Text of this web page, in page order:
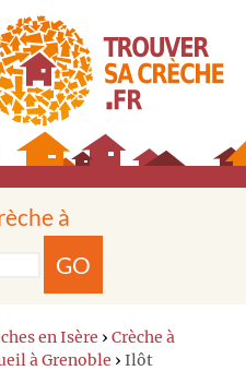
à
GO
en Isère › Crèche à
à Grenoble › Ilôt